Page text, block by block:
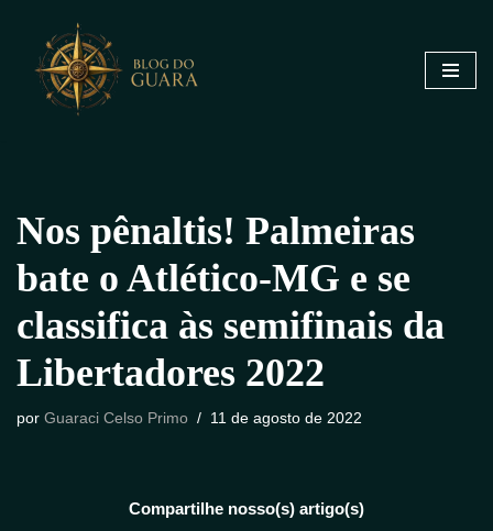
Pular
para
Nos pênaltis! Palmeiras
bate o Atlético-MG e se
classifica às semifinais da
Libertadores 2022
por Guaraci Celso Primo 11 de agosto de 2022
Compartilhe nosso(s) artigo(s)